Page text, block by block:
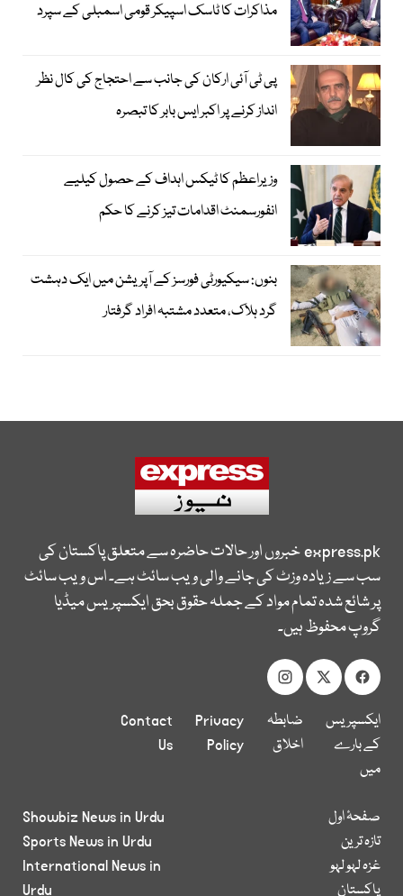
مذاکرات کا ٹاسک اسپیکر قومی اسمبلی کے سپرد
پی ٹی آئی ارکان کی جانب سے احتجاج کی کال نظر
انداز کرنے پر اکبر ایس بابر کا تبصرہ
وزیراعظم کا ٹیکس اہداف کے حصول کیلیے
انفورسمنٹ اقدامات تیز کرنے کا حکم
بنوں: سیکیورٹی فورسز کے آپریشن میں ایک دہشت
گرد ہلاک، متعدد مشتبہ افراد گرفتار
express.pkخبروں اور حالات حاضرہ سے متعلق پاکستان کی
سب سے زیادہ وزٹ کی جانے والی ویب سائٹ ہے۔ اس ویب سائٹ
پر شائع شدہ تمام مواد کے جملہ حقوق بحق ایکسپریس میڈیا
گروپ محفوظ ہیں۔
ایکسپریس
کے بارے
میں
ضابطہ
اخلاق
Privacy
Policy
Contact
Us
صفحۂ اول
تازہ ترین
غزہ لہو لہو
پاکستان
Showbiz News in Urdu
Sports News in Urdu
International News in
Urdu